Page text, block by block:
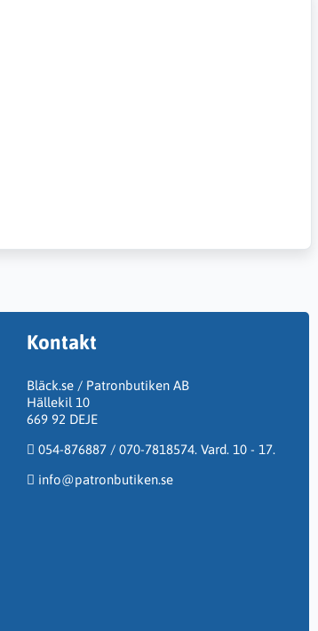
Kontakt
Bläck.se / Patronbutiken AB
Hällekil 10
669 92 DEJE
054-876887 / 070-7818574. Vard. 10 - 17.
info@patronbutiken.se